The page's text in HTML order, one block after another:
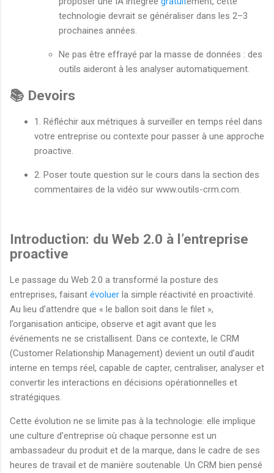
technologie devrait se généraliser dans les 2–3
prochaines années.
Ne pas être effrayé par la masse de données : des
outils aideront à les analyser automatiquement.
📚 Devoirs
1. Réfléchir aux métriques à surveiller en temps réel dans
votre entreprise ou contexte pour passer à une approche
proactive.
2. Poser toute question sur le cours dans la section des
commentaires de la vidéo sur www.outils-crm.com.
Introduction: du Web 2.0 à l’entreprise
proactive
Le passage du Web 2.0 a transformé la posture des
entreprises, faisant évoluer la simple réactivité en proactivité.
Au lieu d’attendre que « le ballon soit dans le filet »,
l’organisation anticipe, observe et agit avant que les
événements ne se cristallisent. Dans ce contexte, le CRM
(Customer Relationship Management) devient un outil d’audit
interne en temps réel, capable de capter, centraliser, analyser et
convertir les interactions en décisions opérationnelles et
stratégiques.
Cette évolution ne se limite pas à la technologie: elle implique
une culture d’entreprise où chaque personne est un
ambassadeur du produit et de la marque, dans le cadre de ses
heures de travail et de manière soutenable. Un CRM bien pensé